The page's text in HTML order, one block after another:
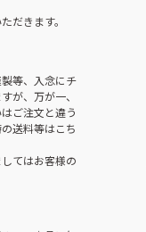
だきます。
等、入念にチ
が、万が一、
ご注文と違う
送料等はこち
てはお客様の